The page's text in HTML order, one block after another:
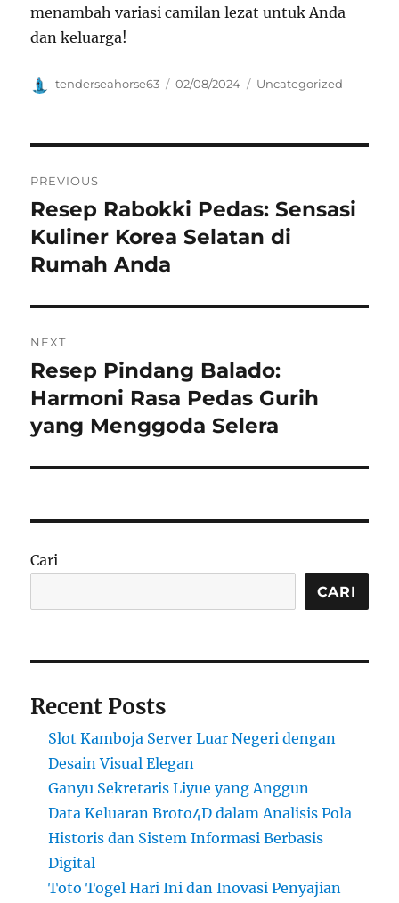
menambah variasi camilan lezat untuk Anda
dan keluarga!
Author
tenderseahorse63
Posted
02/08/2024 Categories
Uncategorized
pos
PREVIOUS
Previous
post:
Resep Rabokki Pedas: Sensasi
Kuliner Korea Selatan di
Rumah Anda
NEXT
Next
post:
Resep Pindang Balado:
Harmoni Rasa Pedas Gurih
yang Menggoda Selera
Cari
CARI
Recent Posts
Slot Kamboja Server Luar Negeri dengan
Desain Visual Elegan
Ganyu Sekretaris Liyue yang Anggun
Data Keluaran Broto4D dalam Analisis Pola
Historis dan Sistem Informasi Berbasis
Digital
Toto Togel Hari Ini dan Inovasi Penyajian